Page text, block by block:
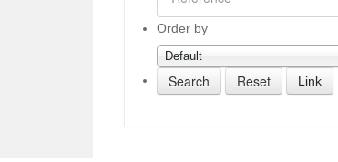
Order by
Default
Link